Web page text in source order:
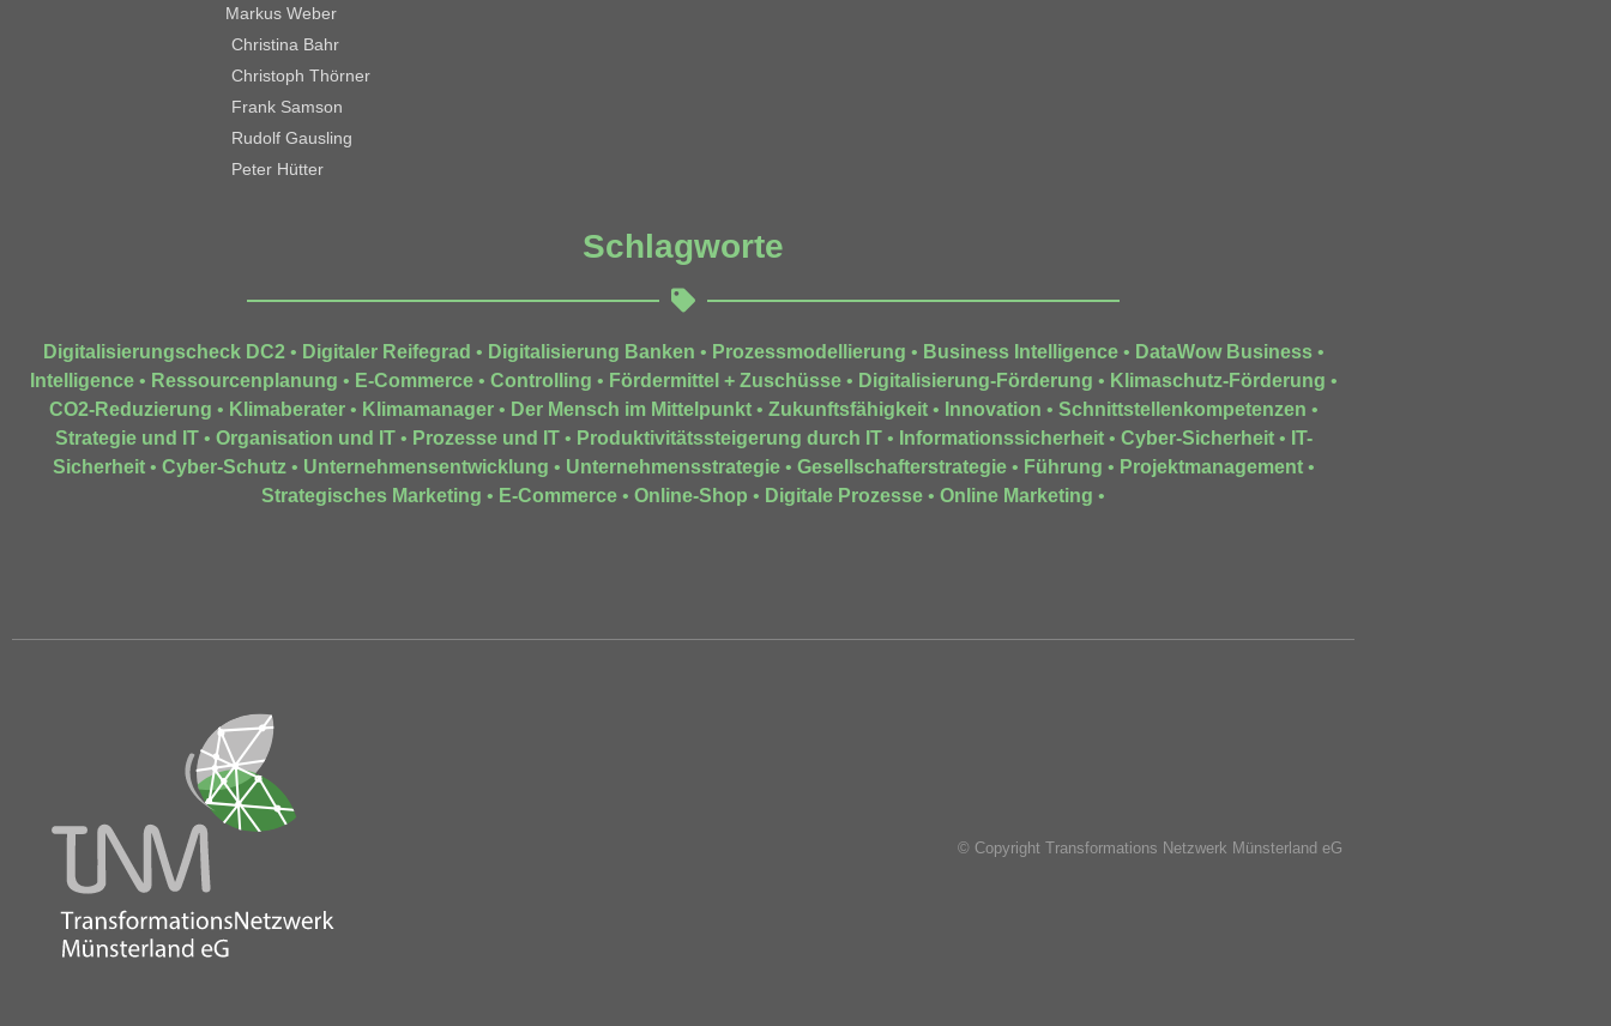
Markus Weber
Christina Bahr
Christoph Thörner
Frank Samson
Rudolf Gausling
Peter Hütter
Schlagworte
Digitalisierungscheck DC2• Digitaler Reifegrad • Digitalisierung Banken • Prozessmodellierung • Business Intelligence• DataWow Business•
Intelligence• Ressourcenplanung • E-Commerce• Controlling • Fördermittel + Zuschüsse• Digitalisierung-Förderung • Klimaschutz-Förderung •
CO2-Reduzierung • Klimaberater• Klimamanager• Der Mensch im Mittelpunkt• Zukunftsfähigkeit• Innovation • Schnittstellenkompetenzen •
Strategie und IT• Organisation und IT• Prozesse und IT• Produktivitätssteigerung durch IT• Informationssicherheit• Cyber-Sicherheit• IT-
Sicherheit• Cyber-Schutz• Unternehmensentwicklung • Unternehmensstrategie• Gesellschafterstrategie• Führung • Projektmanagement•
Strategisches Marketing • E-Commerce • Online-Shop • Digitale Prozesse • Online Marketing •
© Copyright Transformations Netzwerk Münsterland eG